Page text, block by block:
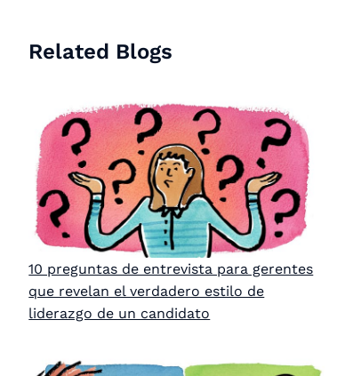
Related Blogs
10 preguntas de entrevista para gerentes
que revelan el verdadero estilo de
liderazgo de un candidato